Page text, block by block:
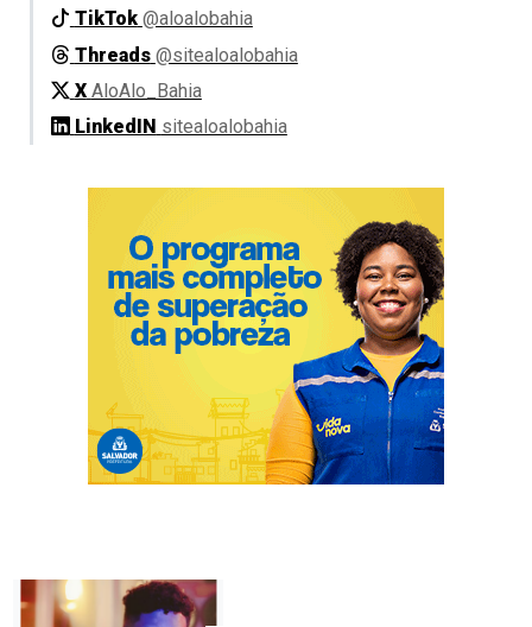
TikTok @aloalobahia
Threads @sitealoalobahia
X AloAlo_Bahia
LinkedIN sitealoalobahia